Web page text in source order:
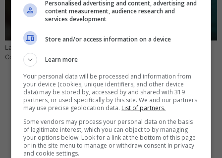
La scorciatoia geniale da sfruttare su iPhone con iMessage –
Computer-idea.it
Personalised advertising and content, advertising and
content measurement, audience research and
services development
Store and/or access information on a device
Learn more
Your personal data will be processed and information from
your device (cookies, unique identifiers, and other device
data) may be stored by, accessed by and shared with 319
partners, or used specifically by this site. We and our partners
may use precise geolocation data. List of partners.
Some vendors may process your personal data on the basis
of legitimate interest, which you can object to by managing
your options below. Look for a link at the bottom of this page
or in the site menu to manage or withdraw consent in privacy
and cookie settings.